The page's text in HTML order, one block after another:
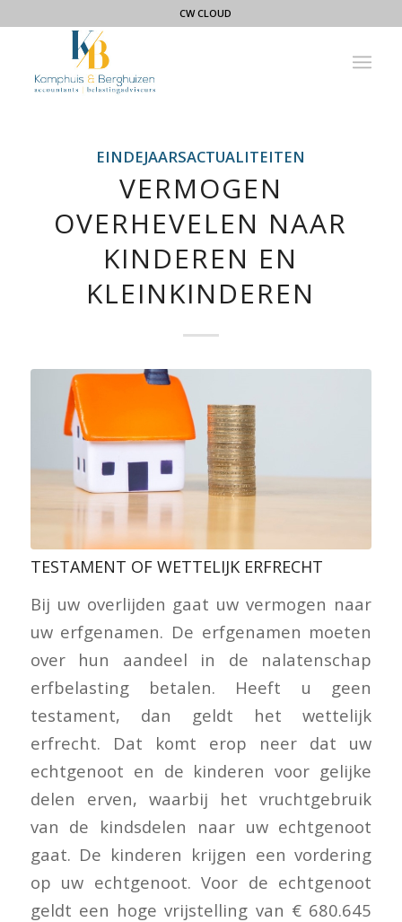
CW CLOUD
EINDEJAARSACTUALITEITEN
VERMOGEN
OVERHEVELEN NAAR
KINDEREN EN
KLEINKINDEREN
TESTAMENT OF WETTELIJK ERFRECHT
Bij uw overlijden gaat uw vermogen naar
uw erfgenamen. De erfgenamen moeten
over hun aandeel in de nalatenschap
erfbelasting betalen. Heeft u geen
testament, dan geldt het wettelijk
erfrecht. Dat komt erop neer dat uw
echtgenoot en de kinderen voor gelijke
delen erven, waarbij het vruchtgebruik
van de kindsdelen naar uw echtgenoot
gaat. De kinderen krijgen een vordering
op uw echtgenoot. Voor de echtgenoot
geldt een hoge vrijstelling van € 680.645